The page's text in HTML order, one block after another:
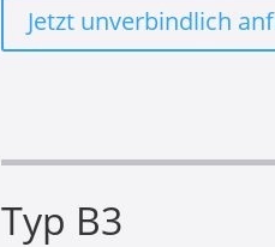
Jetzt unverbindlich
Typ B3